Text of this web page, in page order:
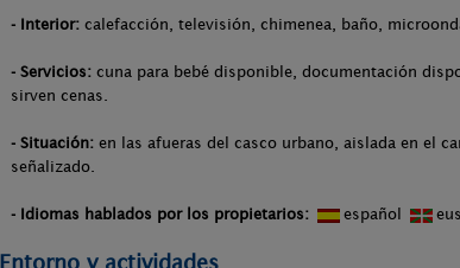
- Interior: calefacción, televisión, chimenea, baño,
- Servicios: cuna para bebé disponible, documentación
sirven cenas.
- Situación: en las afueras del casco urbano, aislada en el
señalizado.
- Idiomas hablados por los propietarios: español
Entorno y actividades